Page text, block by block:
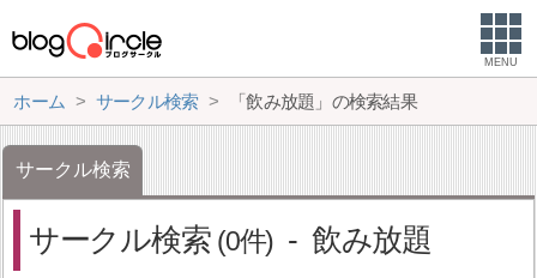
MENU
ホーム サークル検索 「飲み放題」の検索結果
サークル検索
サークル検索 0 飲み放題